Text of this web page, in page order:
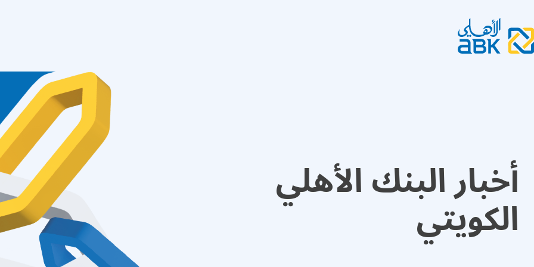
أخبار البنك الأهلي
الكويتي